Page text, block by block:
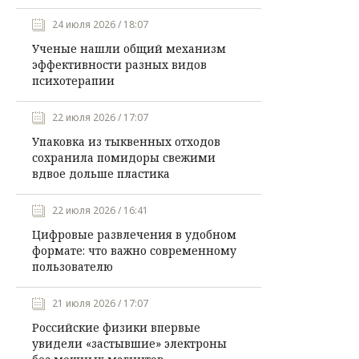
24 июля 2026 / 18:07
Ученые нашли общий механизм
эффективности разных видов
психотерапии
22 июля 2026 / 17:07
Упаковка из тыквенных отходов
сохранила помидоры свежими
вдвое дольше пластика
22 июля 2026 / 16:41
Цифровые развлечения в удобном
формате: что важно современному
пользователю
21 июля 2026 / 17:07
Российские физики впервые
увидели «застывшие» электроны